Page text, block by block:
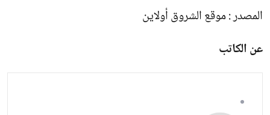
المصدر : موقع الشروق أولاين
عن الكاتب